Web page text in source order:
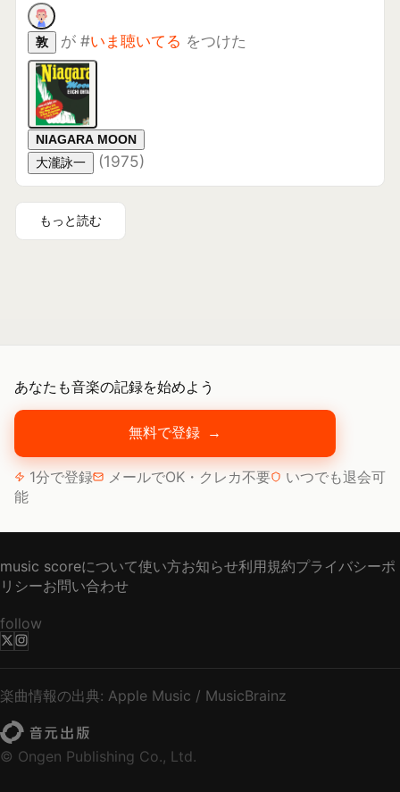
あなたも音楽の記録を始めよう
無料で登録 →
1分で登録 メールでOK・クレカ不要
いつでも退会可
能
music scoreについて使い方お知らせ利用規約プライバシーポ
リシーお問い合わせ
follow
楽曲情報の出典: Apple Music / MusicBrainz
© Ongen Publishing Co., Ltd.